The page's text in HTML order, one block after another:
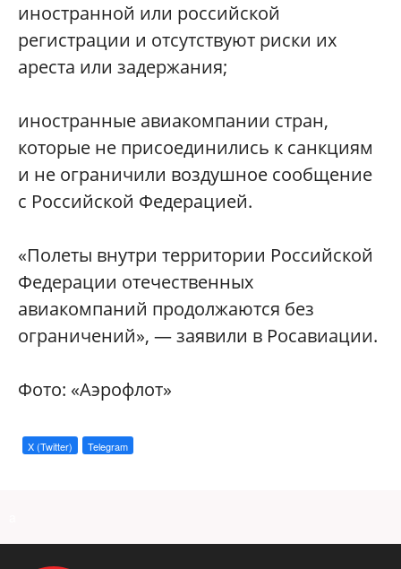
иностранной или российской
регистрации и отсутствуют риски их
ареста или задержания;
иностранные авиакомпании стран,
которые не присоединились к санкциям
и не ограничили воздушное сообщение
с Российской Федерацией.
«Полеты внутри территории Российской
Федерации отечественных
авиакомпаний продолжаются без
ограничений», — заявили в Росавиации.
Фото: «Аэрофлот»
X (Twitter) Telegram